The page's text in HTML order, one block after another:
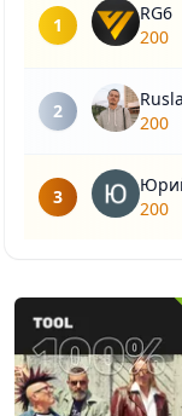
1
RG6
200
2
200
3
200